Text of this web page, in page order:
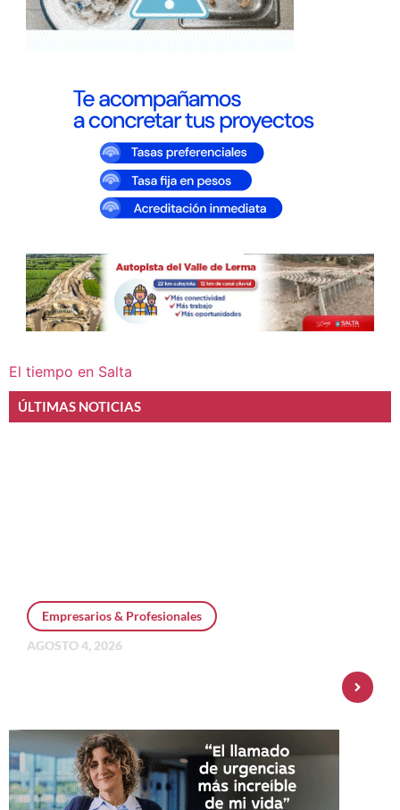
El tiempo en Salta
ÚLTIMAS NOTICIAS
Empresarios & Profesionales
AGOSTO 4, 2026